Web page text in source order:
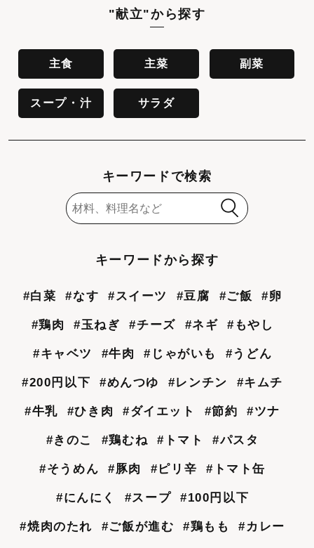
"献立"から探す
主食 主菜 副菜
スープ・汁 サラダ
キーワードで検索
キーワードから探す
#白菜 #なす #スイーツ #豆腐 #ご飯 #卵
#鶏肉 #玉ねぎ #チーズ #ネギ #もやし
#キャベツ #牛肉 #じゃがいも #うどん
#200円以下 #めんつゆ #レンチン #キムチ
#牛乳 #ひき肉 #ダイエット #節約 #ツナ
#きのこ #鶏むね #トマト #パスタ
#そうめん #豚肉 #ピリ辛 #トマト缶
#にんにく #スープ #100円以下
#焼肉のたれ #ご飯が進む #鶏もも #カレー